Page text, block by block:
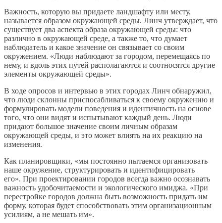
Важность, которую вы придаете ландшафту или месту,
называется образом окружающей среды. Линч утверждает, что
существует два аспекта образа окружающей среды: что
различно в окружающей среде, а также то, что думает
наблюдатель и какое значение он связывает со своим
окружением. «Люди наблюдают за городом, перемещаясь по
нему, и вдоль этих путей располагаются и соотносятся другие
элементы окружающей среды».
В ходе опросов и интервью в этих городах Линч обнаружил,
что люди склонны приспосабливаться к своему окружению и
формулировать модели поведения и идентичность на основе
того, что они видят и испытывают каждый день. Люди
придают большое значение своим личным образам
окружающей среды, и это может влиять на их реакцию на
изменения.
Как планировщики, «мы постоянно пытаемся организовать
наше окружение, структурировать и идентифицировать
его». При проектировании городов всегда важно осознавать
важность удобочитаемости и экологического имиджа. «При
перестройке городов должна быть возможность придать им
форму, которая будет способствовать этим организационным
усилиям, а не мешать им».